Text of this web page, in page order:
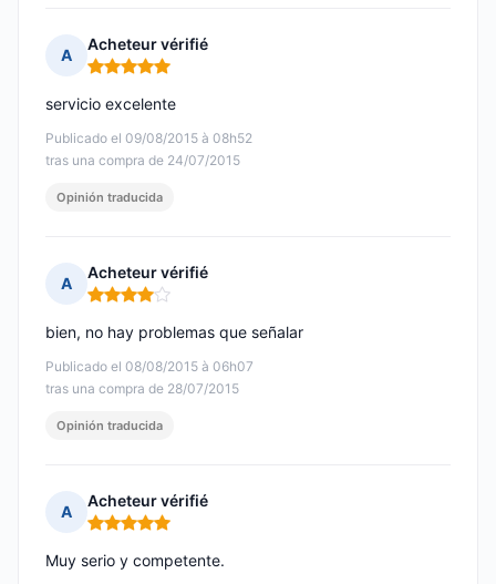
A
Acheteur vérifié
Nota: 5 de 5
Publicado el 09/08/2015 à 08h52
tras una compra de 24/07/2015
servicio excelente
Opinión traducida
A
Acheteur vérifié
Nota: 4 de 5
Publicado el 08/08/2015 à 06h07
tras una compra de 28/07/2015
bien, no hay problemas que señalar
Opinión traducida
A
Acheteur vérifié
Nota: 5 de 5
Muy serio y competente.